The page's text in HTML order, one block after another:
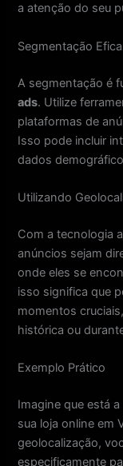
a atenção do seu
Segmentação
A segmentação é
ads. Utilize
plataformas de
Isso pode incluir
dados
Utilizando
Com a tecnologia
anúncios sejam
onde eles se
isso significa que
momentos
histórica ou
Exemplo Prático
Imagine que está
sua loja online em
geolocalização,
especificamente